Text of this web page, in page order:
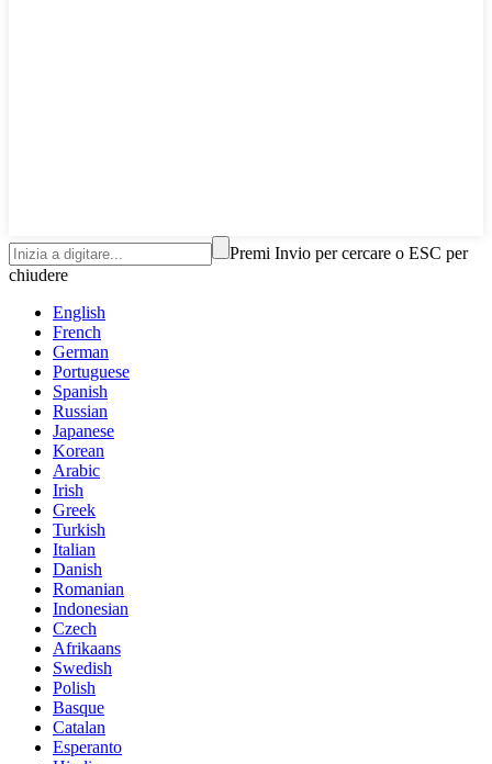
Premi Invio per cercare o ESC per
chiudere
English
French
German
Portuguese
Spanish
Russian
Japanese
Korean
Arabic
Irish
Greek
Turkish
Italian
Danish
Romanian
Indonesian
Czech
Afrikaans
Swedish
Polish
Basque
Catalan
Esperanto